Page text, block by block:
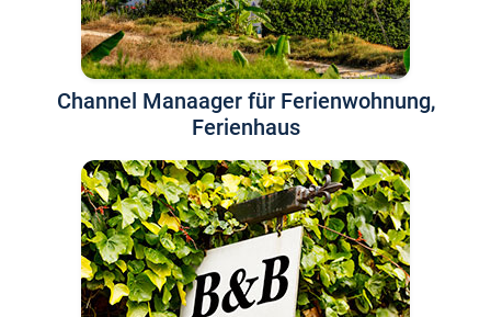
Channel Manaager für Ferienwohnung,
Ferienhaus